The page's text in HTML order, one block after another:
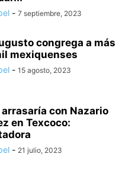
- 7 septiembre, 2023
congrega a más
mexiquenses
- 15 agosto, 2023
con Nazario
en Texcoco:
- 21 julio, 2023